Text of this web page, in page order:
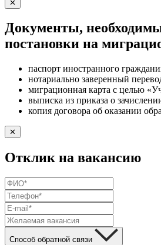
✕
Документы,
постановки на
паспорт иностранного
нотариально заверенный
миграционная карта с целью
выписка из приказа о
копия договора об оказании
✕
Отклик на вакансию
Способ обратной связи